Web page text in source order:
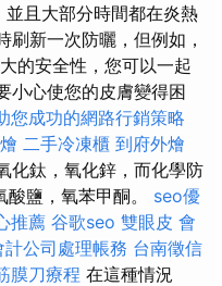
且大部分時間都在炎熱
刷新一次防曬，但例如，
的安全性，您可以一起
小心使您的皮膚變得困
您成功的網路行銷策略
二手冷凍櫃 到府外燴
化鈦，氧化鋅，而化學防
鹽，氧苯甲酮。 seo優
推薦 谷歌seo 雙眼皮 會
計公司處理帳務 台南徵信
膜刀療程 在這種情況